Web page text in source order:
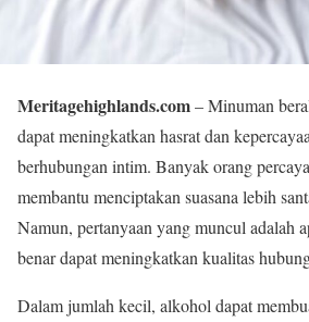
Meritagehighlands.com– Minuman
dapat meningkatkan hasrat dan
berhubungan intim. Banyak orang
membantu menciptakan suasana lebih
Namun, pertanyaan yang muncul adalah
benar dapat meningkatkan kualitas
Dalam jumlah kecil, alkohol dapat